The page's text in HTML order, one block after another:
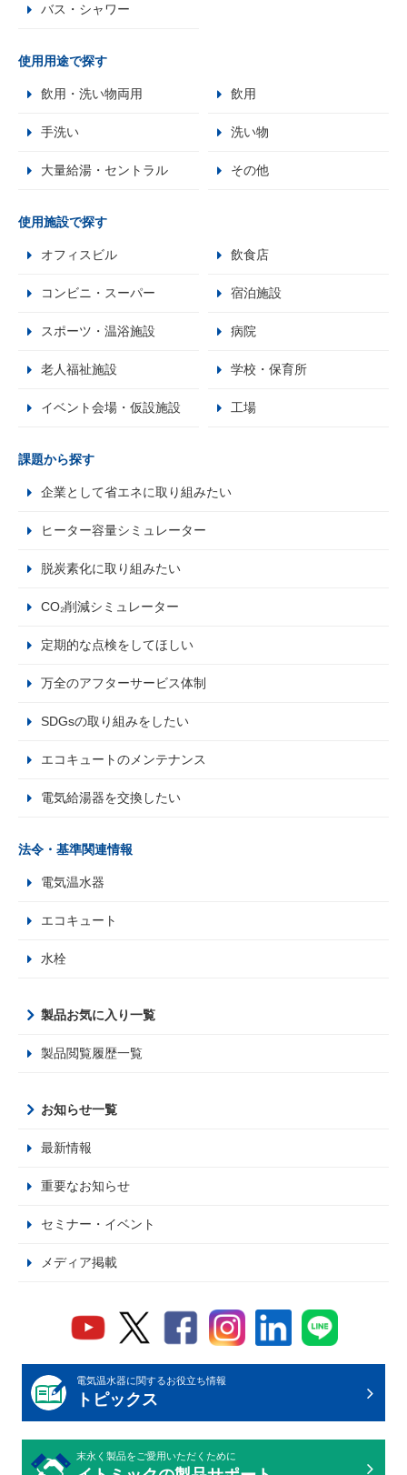
バス・シャワー
使用用途で探す
飲用・洗い物両用 飲用
手洗い 洗い物
大量給湯・セントラル その他
使用施設で探す
オフィスビル 飲食店
コンビニ・スーパー 宿泊施設
スポーツ・温浴施設 病院
老人福祉施設 学校・保育所
イベント会場・仮設施設 工場
課題から探す
企業として省エネに取り組みたい
ヒーター容量シミュレーター
脱炭素化に取り組みたい
CO₂削減シミュレーター
定期的な点検をしてほしい
万全のアフターサービス体制
SDGsの取り組みをしたい
エコキュートのメンテナンス
電気給湯器を交換したい
法令・基準関連情報
電気温水器
エコキュート
水栓
製品お気に入り一覧
製品閲覧履歴一覧
お知らせ一覧
最新情報
重要なお知らせ
セミナー・イベント
メディア掲載
電気温水器に関するお役立ち情報
トピックス
末永く製品をご愛用いただくために